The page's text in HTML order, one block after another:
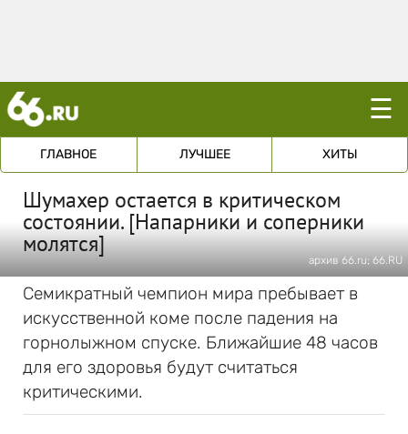
☰
ГЛАВНОЕ ЛУЧШЕЕ ХИТЫ
Шумахер остается в критическом
состоянии. [Напарники и соперники
молятся]
архив 66.ru; 66.RU
Семикратный чемпион мира пребывает в
искусственной коме после падения на
горнолыжном спуске. Ближайшие 48 часов
для его здоровья будут считаться
критическими.